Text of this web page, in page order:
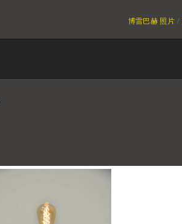
博雷巴赫 照片